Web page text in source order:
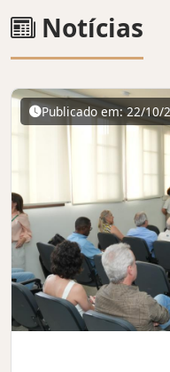
Notícias
Publicado em: 22/10/